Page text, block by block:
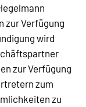
zur Verfügung
wird
zur Verfügung
zum
zu